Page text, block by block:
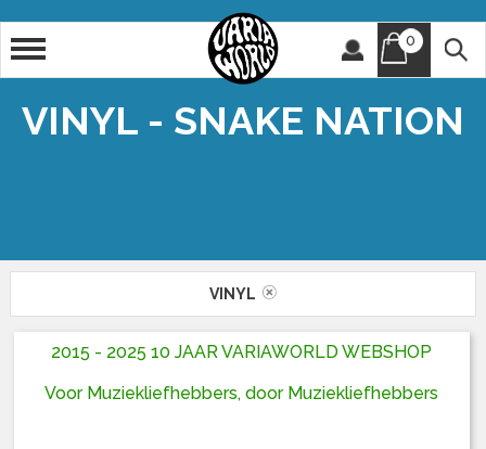
0
VINYL - SNAKE NATION
VINYL
2015 - 2025 10 JAAR VARIAWORLD WEBSHOP
Voor Muziekliefhebbers, door Muziekliefhebbers